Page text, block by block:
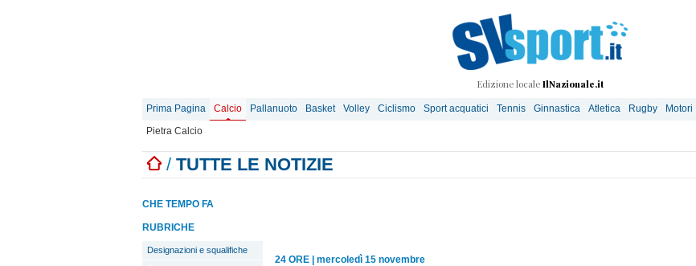
Edizione locale IlNazionale.it
Prima Pagina Calcio Pallanuoto Basket Volley Ciclismo Sport acquatici Tennis Ginnastica Atletica Rugby Motori
Pietra Calcio
/ TUTTE LE NOTIZIE
CHE TEMPO FA
RUBRICHE
Designazioni e squalifiche
24 ORE mercoledì 15 novembre